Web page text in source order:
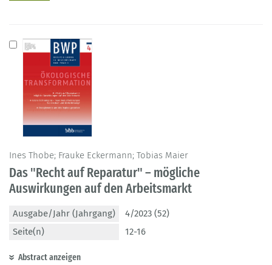
Ines Thobe; Frauke Eckermann; Tobias Maier
Das "Recht auf Reparatur" – mögliche
Auswirkungen auf den Arbeitsmarkt
Ausgabe/Jahr (Jahrgang)
4/2023 (52)
Seite(n)
12-16
Abstract anzeigen